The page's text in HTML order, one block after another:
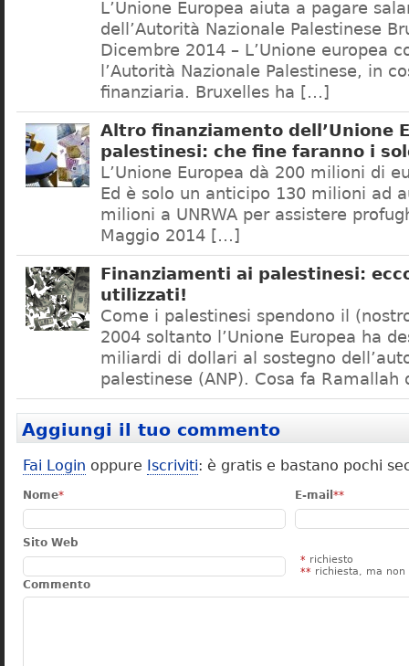
L’Unione Europea aiuta a pagare
dell’Autorità Nazionale Palestinese
Dicembre 2014 – L’Unione europea
l’Autorità Nazionale Palestinese, in
finanziaria. Bruxelles ha […]
Altro finanziamento dell’Unione
palestinesi: che fine faranno i
L’Unione Europea dà 200 milioni di
Ed è solo un anticipo 130 milioni ad
milioni a UNRWA per assistere
Maggio 2014 […]
Finanziamenti ai palestinesi:
utilizzati!
Come i palestinesi spendono il
2004 soltanto l’Unione Europea ha
miliardi di dollari al sostegno
palestinese (ANP). Cosa fa
Aggiungi il tuo commento
Fai Login oppure Iscriviti: è gratis e bastano pochi
Nome* E-mail **
Sito Web
* richiesto
** richiesta, ma non
Commento